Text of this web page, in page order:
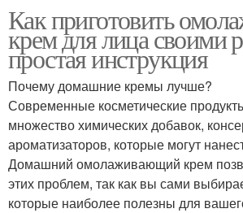
Как приготовить
крем для лица своими
простая инструкция
Почему домашние кремы лучше?
Современные косметические
множество химических добавок,
ароматизаторов, которые могут
Домашний омолаживающий крем
этих проблем, так как вы сами
которые наиболее полезны для